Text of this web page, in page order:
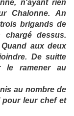
n'ayant rien
Chalonne. An
brigands de
chargé dessus.
aux deux
De suitte
le ramener au
au nombre de
pour leur chef et